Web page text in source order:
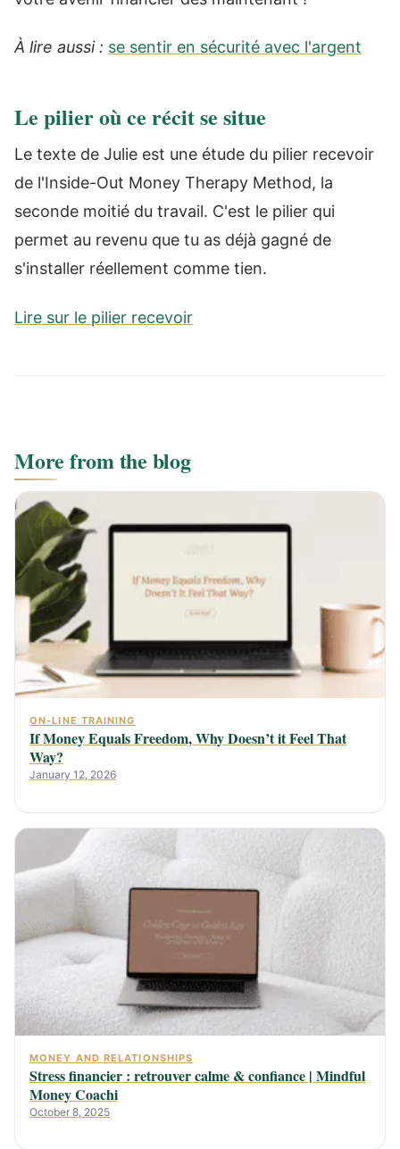
À lire aussi : se sentir en sécurité avec l'argent
Le pilier où ce récit se situe
Le texte de Julie est une étude du pilier recevoir
de l'Inside-Out Money Therapy Method, la
seconde moitié du travail. C'est le pilier qui
permet au revenu que tu as déjà gagné de
s'installer réellement comme tien.
Lire sur le pilier recevoir
More from the blog
ON-LINE TRAINING
If Money Equals Freedom, Why Doesn’t it Feel That
Way?
January 12, 2026
MONEY AND RELATIONSHIPS
Stress financier : retrouver calme & confiance | Mindful
Money Coachi
October 8, 2025